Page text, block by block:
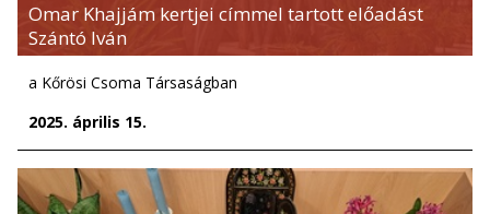
Omar Khajjám kertjei címmel tartott előadást
Szántó Iván
a Kőrösi Csoma Társaságban
2025. április 15.